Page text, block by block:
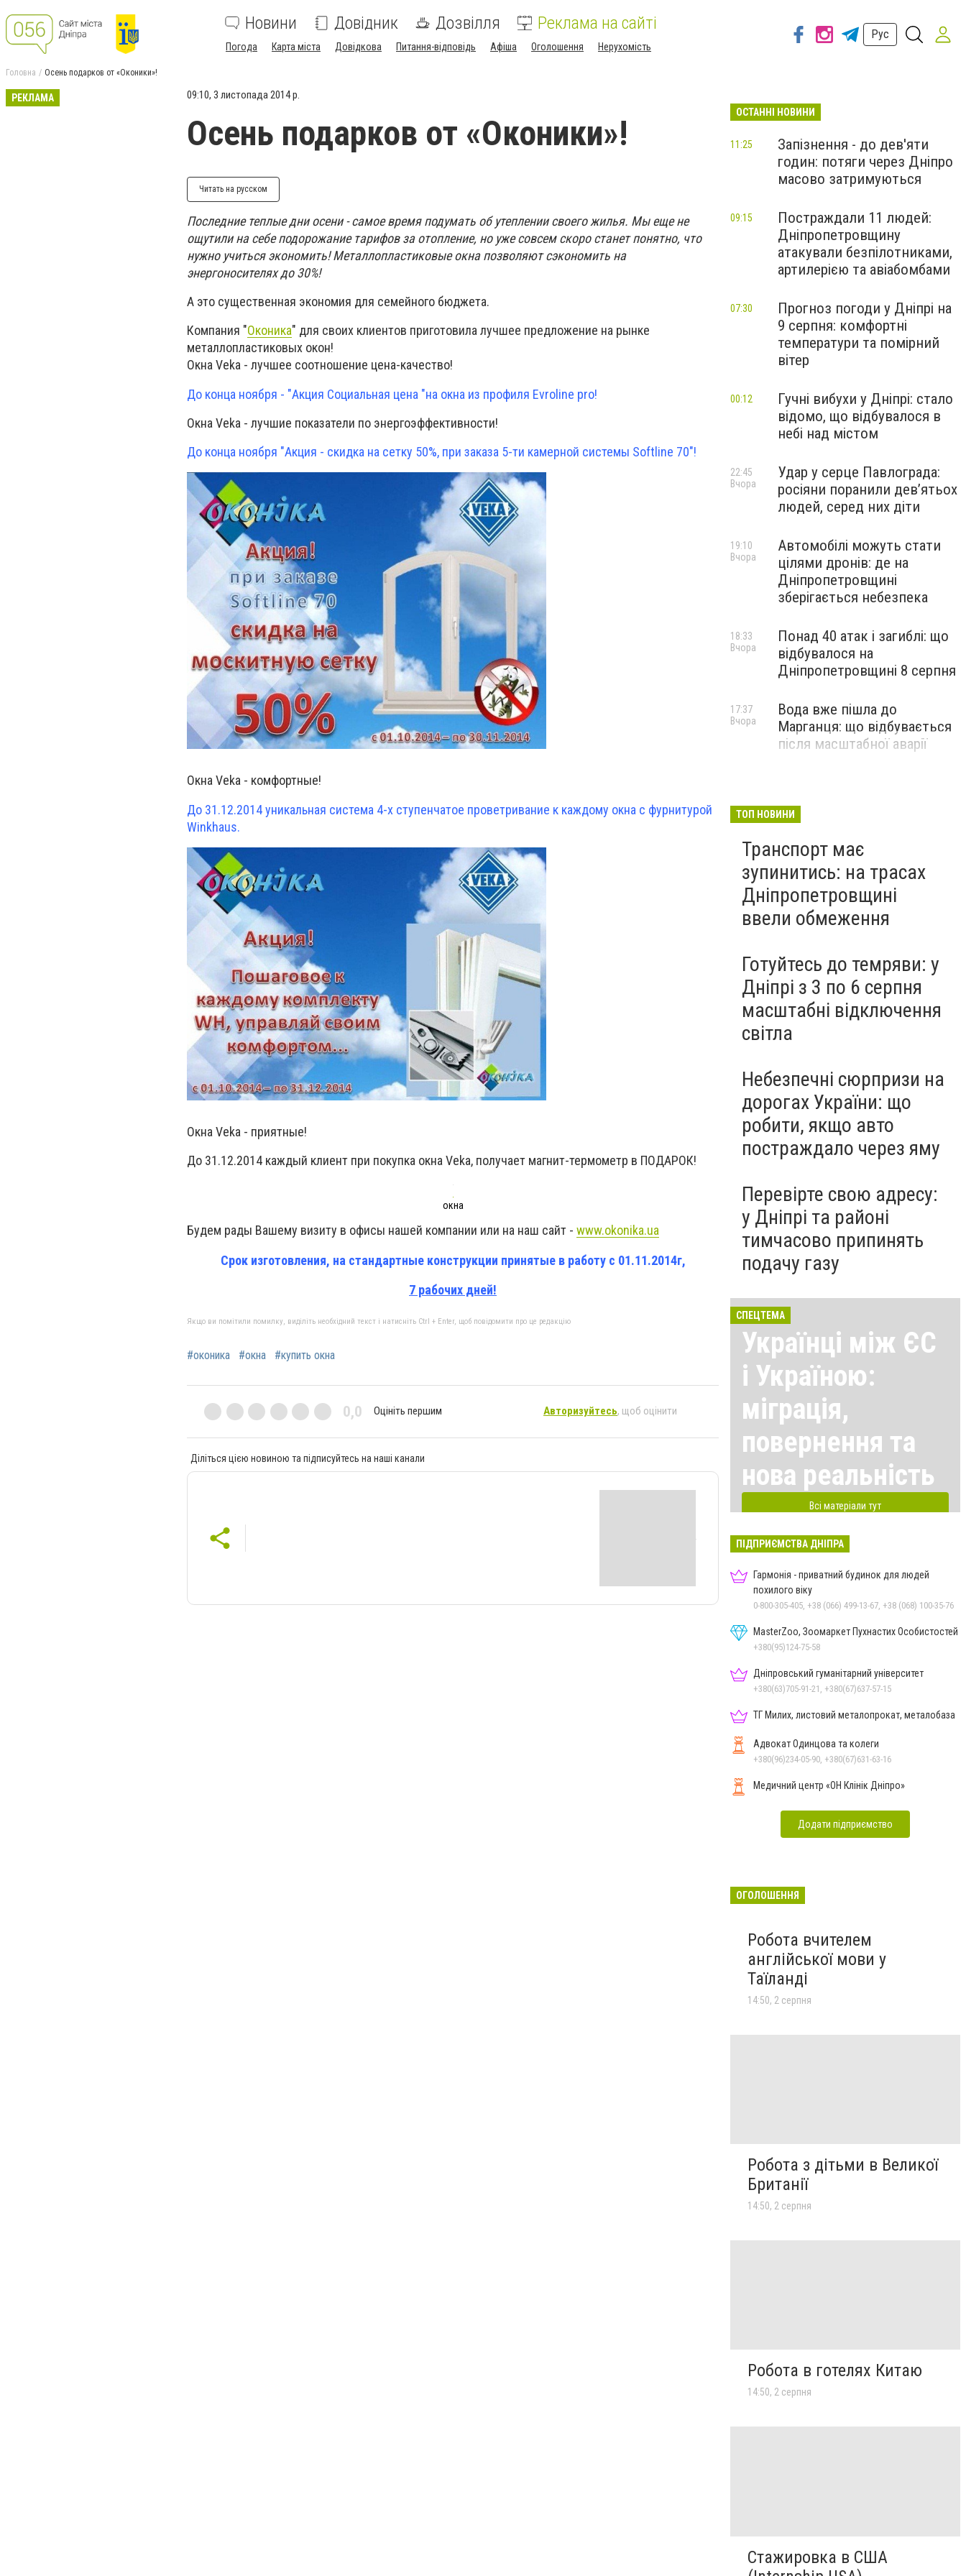
Новини Довідник Дозвілля Реклама на сайті
Погода Карта міста Довідкова Питання-відповідь Афіша Оголошення Нерухомість
Рус
Головна Осень подарков от «Оконики»!
РЕКЛАМА 09:10, 3 листопада 2014 р.
Осень подарков от «Оконики»!
Читать на русском
Последние теплые дни осени - самое время подумать об утеплении своего жилья. Мы еще не
ощутили на себе подорожание тарифов за отопление, но уже совсем скоро станет понятно, что
нужно учиться экономить! Металлопластиковые окна позволяют сэкономить на
энергоносителях до 30%!
А это существенная экономия для семейного бюджета.
Компания "Оконика" для своих клиентов приготовила лучшее предложение на рынке
металлопластиковых окон!
Окна Veka - лучшее соотношение цена-качество!
До конца ноября - "Акция Социальная цена "на окна из профиля Evroline pro!
Окна Veka - лучшие показатели по энергоэффективности!
До конца ноября "Акция - скидка на сетку 50%, при заказа 5-ти камерной системы Softline 70"!
Окна Veka - комфортные!
До 31.12.2014 уникальная система 4-х ступенчатое проветривание к каждому окна с фурнитурой
Winkhaus.
Окна Veka - приятные!
До 31.12.2014 каждый клиент при покупка окна Veka, получает магнит-термометр в ПОДАРОК!
окна
Будем рады Вашему визиту в офисы нашей компании или на наш сайт - www.okonika.ua
Срок изготовления, на стандартные конструкции принятые в работу с 01.11.2014г,
7 рабочих дней!
Якщо ви помітили помилку, виділіть необхідний текст і натисніть Ctrl + Enter, щоб повідомити про це редакцію
#оконика #окна #купить окна
0,0 Оцініть першим Авторизуйтесь, щоб оцінити
Діліться цією новиною та підписуйтесь на наші канали
ОСТАННІ НОВИНИ
Запізнення - до дев'яти
годин: потяги через Дніпро
масово затримуються
11:25
Постраждали 11 людей:
Дніпропетровщину
атакували безпілотниками,
артилерією та авіабомбами
09:15
Прогноз погоди у Дніпрі на
9 серпня: комфортні
температури та помірний
вітер
07:30
Гучні вибухи у Дніпрі: стало
відомо, що відбувалося в
небі над містом
00:12
Удар у серце Павлограда:
росіяни поранили дев’ятьох
людей, серед них діти
22:45
Вчора
Автомобілі можуть стати
цілями дронів: де на
Дніпропетровщині
зберігається небезпека
19:10
Вчора
Понад 40 атак і загиблі: що
відбувалося на
Дніпропетровщині 8 серпня
18:33
Вчора
Вода вже пішла до
Марганця: що відбувається
після масштабної аварії
17:37
Вчора
ТОП НОВИНИ
Транспорт має
зупинитись: на трасах
Дніпропетровщині
ввели обмеження
Готуйтесь до темряви: у
Дніпрі з 3 по 6 серпня
масштабні відключення
світла
Небезпечні сюрпризи на
дорогах України: що
робити, якщо авто
постраждало через яму
Перевірте свою адресу:
у Дніпрі та районі
тимчасово припинять
подачу газу
СПЕЦТЕМА
Українці між ЄС
і Україною:
міграція,
повернення та
нова реальність
Всі матеріали тут
ПІДПРИЄМСТВА ДНІПРА
Гармонія - приватний будинок для людей
похилого віку
0-800-305-405, +38 (066) 499-13-67, +38 (068) 100-35-76
MasterZoo, Зоомаркет Пухнастих Особистостей
+380(95)124-75-58
Дніпровський гуманітарний університет
+380(63)705-91-21, +380(67)637-57-15
ТГ Милих, листовий металопрокат, металобаза
Адвокат Одинцова та колеги
+380(96)234-05-90, +380(67)631-63-16
Медичний центр «ОН Клінік Дніпро»
Додати підприємство
ОГОЛОШЕННЯ
Робота вчителем
англійської мови у
Таїланді
14:50, 2 серпня
Робота з дітьми в Великої
Британії
14:50, 2 серпня
Робота в готелях Китаю
14:50, 2 серпня
Стажировка в США